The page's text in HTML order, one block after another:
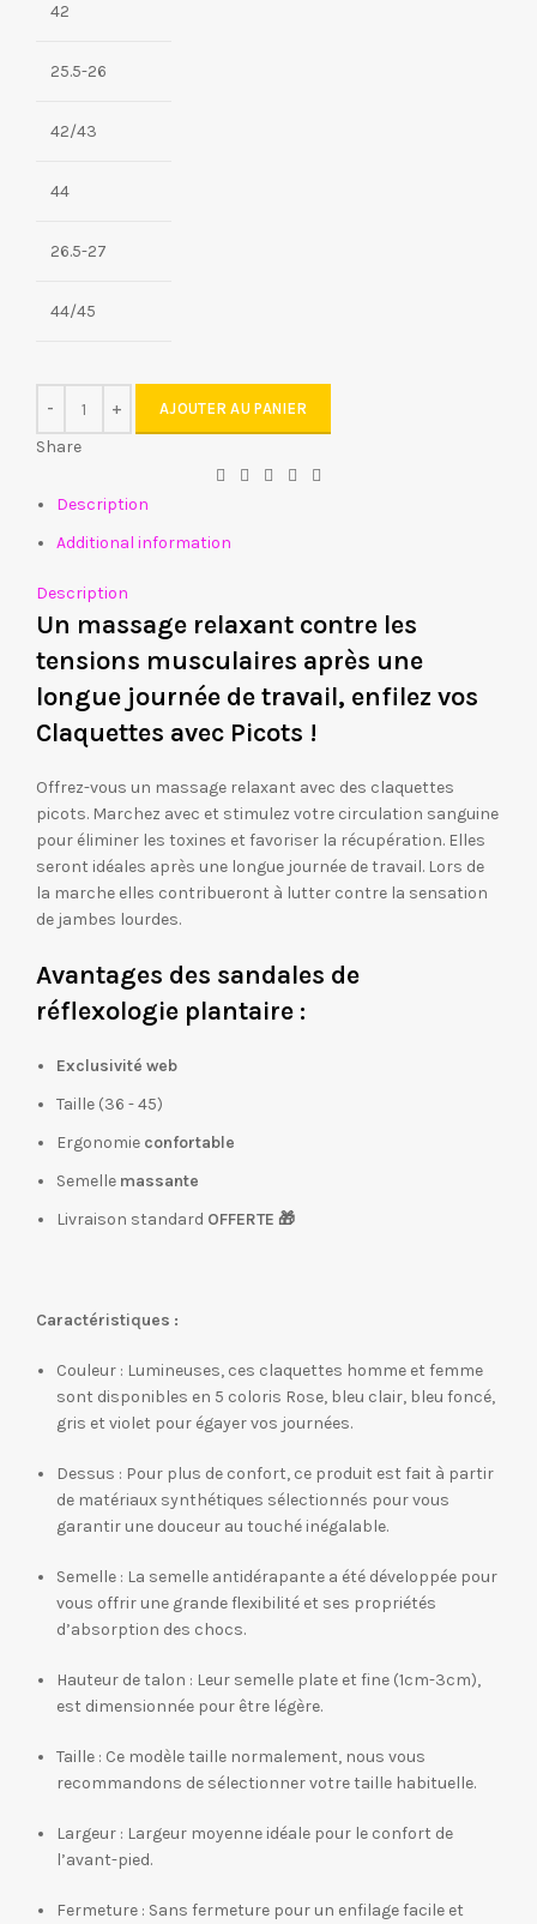
42
25.5-26
42/43
44
26.5-27
44/45
AJOUTER AU PANIER
Share
Description
Additional information
Description
Un massage relaxant contre les
tensions musculaires après une
longue journée de travail, enfilez vos
Claquettes avec Picots !
Offrez-vous un massage relaxant avec des claquettes
picots. Marchez avec et stimulez votre circulation sanguine
pour éliminer les toxines et favoriser la récupération. Elles
seront idéales après une longue journée de travail. Lors de
la marche elles contribueront à lutter contre la sensation
de jambes lourdes.
Avantages des sandales de
réflexologie plantaire :
Exclusivité web
Taille (36 - 45)
Ergonomie confortable
Semelle massante
Livraison standard OFFERTE 🎁
Caractéristiques :
Couleur : Lumineuses, ces claquettes homme et femme
sont disponibles en 5 coloris Rose, bleu clair, bleu foncé,
gris et violet pour égayer vos journées.
Dessus : Pour plus de confort, ce produit est fait à partir
de matériaux synthétiques sélectionnés pour vous
garantir une douceur au touché inégalable.
Semelle : La semelle antidérapante a été développée pour
vous offrir une grande flexibilité et ses propriétés
d’absorption des chocs.
Hauteur de talon : Leur semelle plate et fine (1cm-3cm),
est dimensionnée pour être légère.
Taille : Ce modèle taille normalement, nous vous
recommandons de sélectionner votre taille habituelle.
Largeur : Largeur moyenne idéale pour le confort de
l’avant-pied.
Fermeture : Sans fermeture pour un enfilage facile et